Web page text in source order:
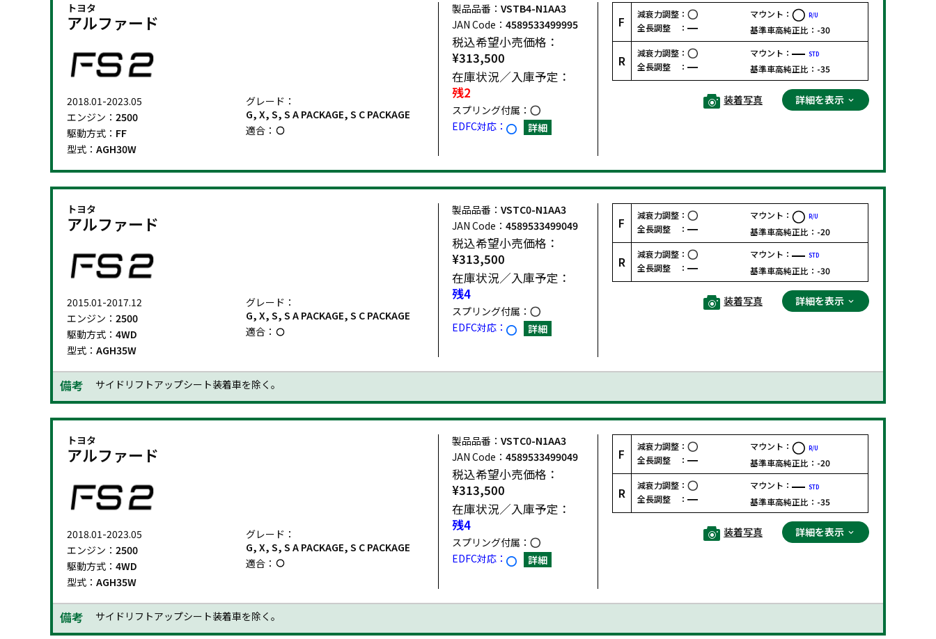
トヨタ
アルファード
2018.01-2023.05
エンジン： 2500
駆動方式： FF
型式： AGH30W
グレード：
G, X, S, S A PACKAGE, S C PACKAGE
適合：
製品品番： VSTB4-N1AA3
JAN Code： 4589533499995
税込希望小売価格：
¥313,500
在庫状況／入庫予定：
残2
スプリング付属：
EDFC対応：
詳細
F
減衰力調整：
全長調整 ：
マウント： R/U
基準車高純正比： -30
R
減衰力調整：
全長調整 ：
マウント： STD
基準車高純正比： -35
装着写真 詳細を表示
トヨタ
アルファード
2015.01-2017.12
エンジン： 2500
駆動方式： 4WD
型式： AGH35W
グレード：
G, X, S, S A PACKAGE, S C PACKAGE
適合：
製品品番： VSTC0-N1AA3
JAN Code： 4589533499049
税込希望小売価格：
¥313,500
在庫状況／入庫予定：
残4
スプリング付属：
EDFC対応：
詳細
F
減衰力調整：
全長調整 ：
マウント： R/U
基準車高純正比： -20
R
減衰力調整：
全長調整 ：
マウント： STD
基準車高純正比： -30
装着写真 詳細を表示
備考 サイドリフトアップシート装着車を除く。
トヨタ
アルファード
2018.01-2023.05
エンジン： 2500
駆動方式： 4WD
型式： AGH35W
グレード：
G, X, S, S A PACKAGE, S C PACKAGE
適合：
製品品番： VSTC0-N1AA3
JAN Code： 4589533499049
税込希望小売価格：
¥313,500
在庫状況／入庫予定：
残4
スプリング付属：
EDFC対応：
詳細
F
減衰力調整：
全長調整 ：
マウント： R/U
基準車高純正比： -20
R
減衰力調整：
全長調整 ：
マウント： STD
基準車高純正比： -35
装着写真 詳細を表示
備考 サイドリフトアップシート装着車を除く。